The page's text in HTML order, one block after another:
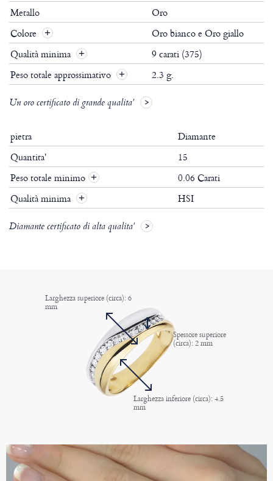
Metallo
Oro
Colore
Oro bianco e Oro giallo
Qualità minima
9 carati (375)
Peso totale approssimativo
2.3 g.
Un oro certificato di grande qualita'
pietra
Diamante
Quantita'
15
Peso totale minimo +
0.06 Carati
Qualità minima + HSI
Diamante certificato di alta qualita'
Larghezza superiore (circa): 6
mm
Spessore superiore
(circa): 2 mm
Larghezza inferiore (circa): 4.5
mm